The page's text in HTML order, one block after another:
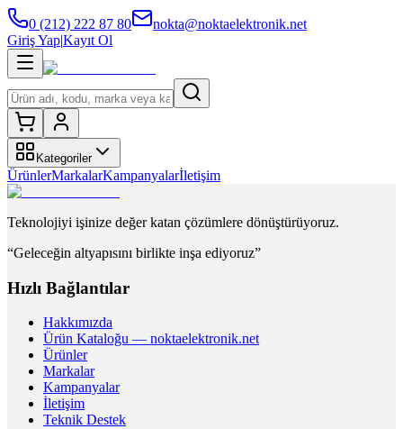
0 (212) 222 87 80
nokta@noktaelektronik.net
Giriş Yap|Kayıt Ol
Kategoriler
ÜrünlerMarkalarKampanyalarİletişim
Teknolojiyi işinize değer katan çözümlere dönüştürüyoruz.
“Geleceğin altyapısını birlikte inşa ediyoruz”
Hızlı Bağlantılar
Hakkımızda
Ürün Kataloğu — noktaelektronik.net
Ürünler
Markalar
Kampanyalar
İletişim
Teknik Destek